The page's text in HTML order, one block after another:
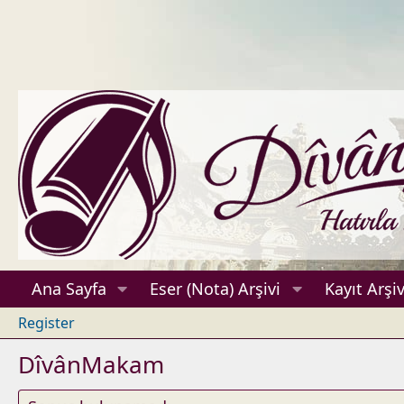
Ana Sayfa Eser (Nota) Arşivi Kayıt
Register
DîvânMakam